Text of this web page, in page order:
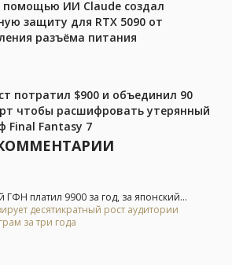
помощью ИИ Claude создал
защиту для RTX 5090 от
разъёма питания
потратил $900 и объединил 90
чтобы расшифровать утерянный
Final Fantasy 7
ГФН платил 9900 за год, за японский...
десятикратный рост аудитории
за три года